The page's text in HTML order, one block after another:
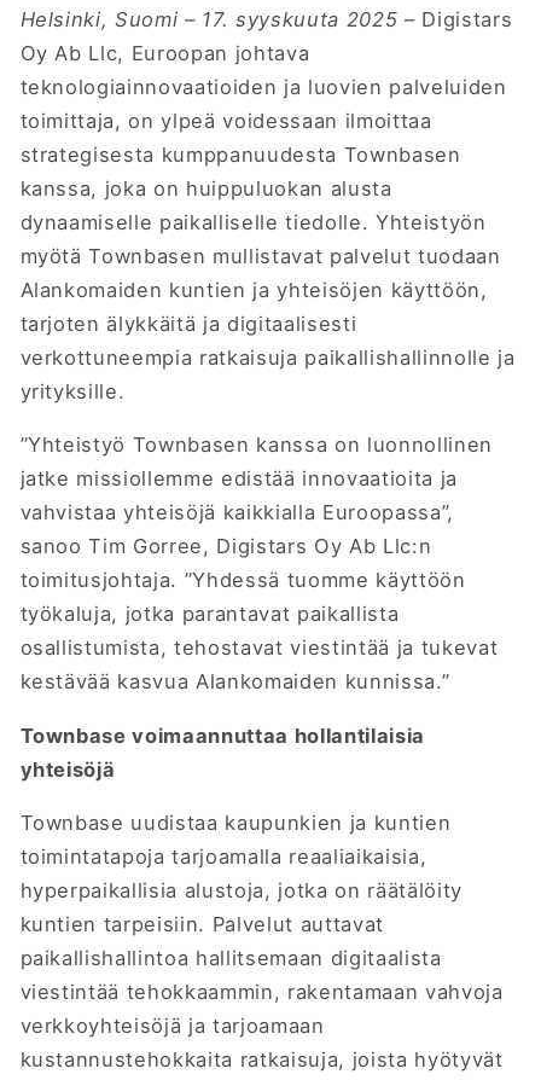
Helsinki, Suomi – 17. syyskuuta 2025 – Digistars
Oy Ab Llc, Euroopan johtava
teknologiainnovaatioiden ja luovien palveluiden
toimittaja, on ylpeä voidessaan ilmoittaa
strategisesta kumppanuudesta Townbasen
kanssa, joka on huippuluokan alusta
dynaamiselle paikalliselle tiedolle. Yhteistyön
myötä Townbasen mullistavat palvelut tuodaan
Alankomaiden kuntien ja yhteisöjen käyttöön,
tarjoten älykkäitä ja digitaalisesti
verkottuneempia ratkaisuja paikallishallinnolle ja
yrityksille.
”Yhteistyö Townbasen kanssa on luonnollinen
jatke missiollemme edistää innovaatioita ja
vahvistaa yhteisöjä kaikkialla Euroopassa”,
sanoo Tim Gorree, Digistars Oy Ab Llc:n
toimitusjohtaja. ”Yhdessä tuomme käyttöön
työkaluja, jotka parantavat paikallista
osallistumista, tehostavat viestintää ja tukevat
kestävää kasvua Alankomaiden kunnissa.”
Townbase voimaannuttaa hollantilaisia
yhteisöjä
Townbase uudistaa kaupunkien ja kuntien
toimintatapoja tarjoamalla reaaliaikaisia,
hyperpaikallisia alustoja, jotka on räätälöity
kuntien tarpeisiin. Palvelut auttavat
paikallishallintoa hallitsemaan digitaalista
viestintää tehokkaammin, rakentamaan vahvoja
verkkoyhteisöjä ja tarjoamaan
kustannustehokkaita ratkaisuja, joista hyötyvät